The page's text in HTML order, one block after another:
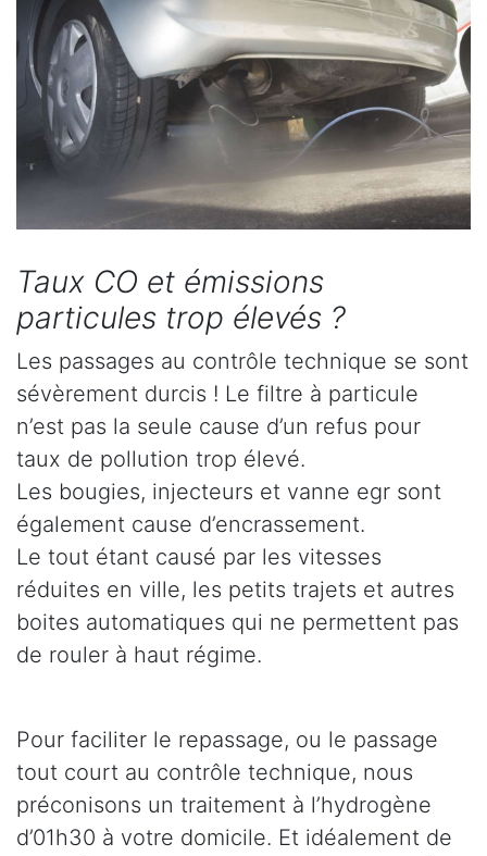
Taux CO et émissions
particules trop élevés ?
Les passages au contrôle technique se sont
sévèrement durcis ! Le filtre à particule
n’est pas la seule cause d’un refus pour
taux de pollution trop élevé.
Les bougies, injecteurs et vanne egr sont
également cause d’encrassement.
Le tout étant causé par les vitesses
réduites en ville, les petits trajets et autres
boites automatiques qui ne permettent pas
de rouler à haut régime.
Pour faciliter le repassage, ou le passage
tout court au contrôle technique, nous
préconisons un traitement à l’hydrogène
d’01h30 à votre domicile. Et idéalement de